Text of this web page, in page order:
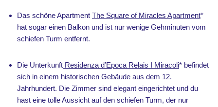
Das schöne Apartment The Square of Miracles Apartment*
hat sogar einen Balkon und ist nur wenige Gehminuten vom
schiefen Turm entfernt.
Die Unterkunft Residenza d’Epoca Relais I Miracoli* befindet
sich in einem historischen Gebäude aus dem 12.
Jahrhundert. Die Zimmer sind elegant eingerichtet und du
hast eine tolle Aussicht auf den schiefen Turm, der nur